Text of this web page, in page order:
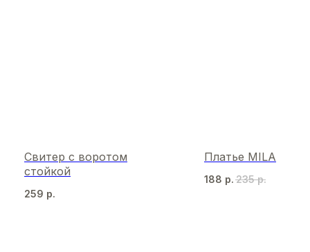
Свитер с воротом
стойкой
259 р.
Платье MILA
188 р. 235 р.